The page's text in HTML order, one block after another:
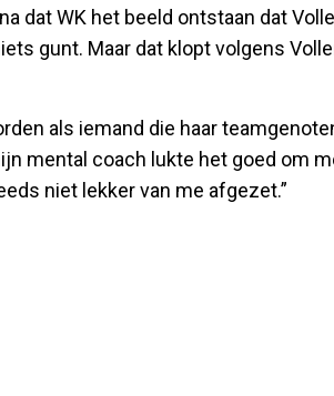
dat WK het beeld ontstaan dat
gunt. Maar dat klopt volgens
als iemand die haar
mental coach lukte het goed om
niet lekker van me afgezet.”